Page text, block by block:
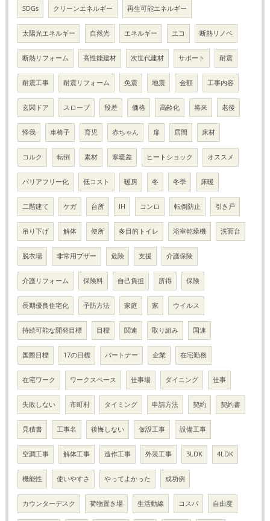
SDGs クリーンエネルギー 再生可能エネルギー
太陽光エネルギー 自然光 エネルギー エコ 断熱リノベ
断熱リフォーム 高性能建材 次世代建材 サポート 耐震
耐震工事 耐震リフォーム 免震 地震 金額 工事内容
玄関ドア スロープ 段差 価格 高齢化 将来 老後
怪我 車椅子 育児 赤ちゃん 扉 居間 床材
コルク 転倒 素材 寒暖差 ヒートショック オススメ
バリアフリー化 低コスト 暖房 冬 冬季 床暖
二階建て ケガ 台所 IH コンロ 転倒防止 引き戸
吊り下げ 解体 便所 多目的トイレ 浴室乾燥機 洗面台
脱衣場 非常用ブザー 危険 支援 介護保険
介護リフォーム 保険料 自己負担 所得 保険
長期優良住宅化 予防方法 家庭 家 ウイルス
持続可能な開発目標 目標 関連 取り組み 国連
国際目標 17の目標 パートナー 企業 在宅勤務
在宅ワーク ワークスペース 仕事場 ダイニング 仕事
失敗しない 市町村 タイミング 申請方法 契約 契約書
見積書 工事名 後悔しない 仮設工事 設備工事
空調工事 解体工事 造作工事 外装工事 3LDK 4LDK
機能性 使いやすさ やってよかった 成功例
カウンターデスク 荷物置き場 生活動線 コスパ 自由度